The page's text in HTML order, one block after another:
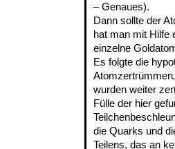
– Genaues).
Dann sollte der
hat man mit Hilfe
einzelne
Es folgte die
wurden weiter
Fülle der hier
die Quarks und
Teilens, das an